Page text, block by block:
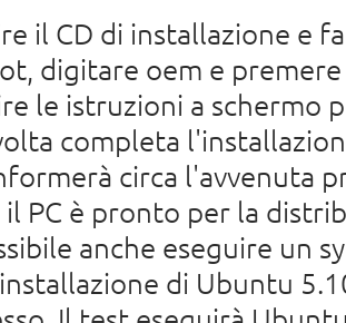
il CD di installazione e
digitare oem e
le istruzioni a schermo
completa
circa l'avvenuta
il PC è pronto per la
anche eseguire un
di Ubuntu